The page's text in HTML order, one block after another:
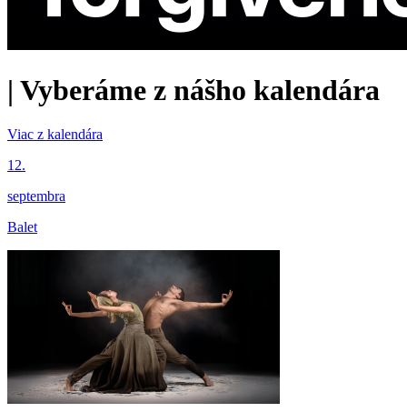
| Vyberáme z nášho kalendára
Viac z kalendára
12.
septembra
Balet